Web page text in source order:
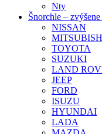
Nty
Šnorchle – zvýšene
NISSAN
TOYOTA
SUZUKI
LAND
JEEP
FORD
ISUZU
HYUNDAI
LADA